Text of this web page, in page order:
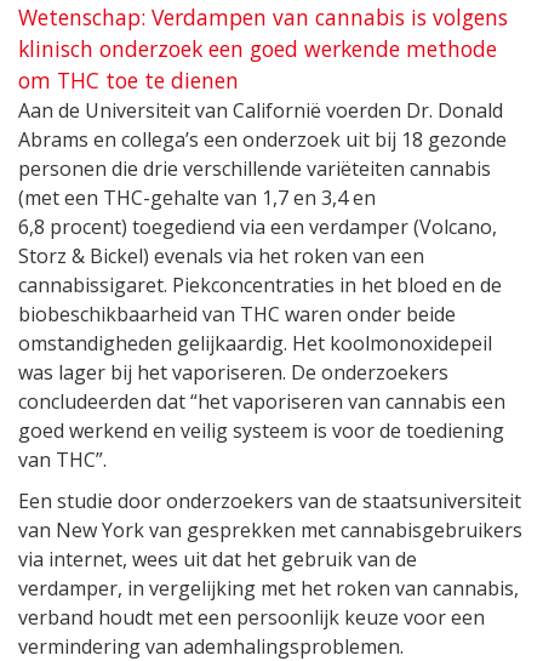
Wetenschap: Verdampen van cannabis is volgens
klinisch onderzoek een goed werkende methode
om THC toe te dienen
Aan de Universiteit van Californië voerden Dr. Donald
Abrams en collega’s een onderzoek uit bij 18 gezonde
personen die drie verschillende variëteiten cannabis
(met een THC-gehalte van 1,7 en 3,4 en
6,8 procent) toegediend via een verdamper (Volcano,
Storz & Bickel) evenals via het roken van een
cannabissigaret. Piekconcentraties in het bloed en de
biobeschikbaarheid van THC waren onder beide
omstandigheden gelijkaardig. Het koolmonoxidepeil
was lager bij het vaporiseren. De onderzoekers
concludeerden dat “het vaporiseren van cannabis een
goed werkend en veilig systeem is voor de toediening
van THC”.
Een studie door onderzoekers van de staatsuniversiteit
van New York van gesprekken met cannabisgebruikers
via internet, wees uit dat het gebruik van de
verdamper, in vergelijking met het roken van cannabis,
verband houdt met een persoonlijk keuze voor een
vermindering van ademhalingsproblemen.